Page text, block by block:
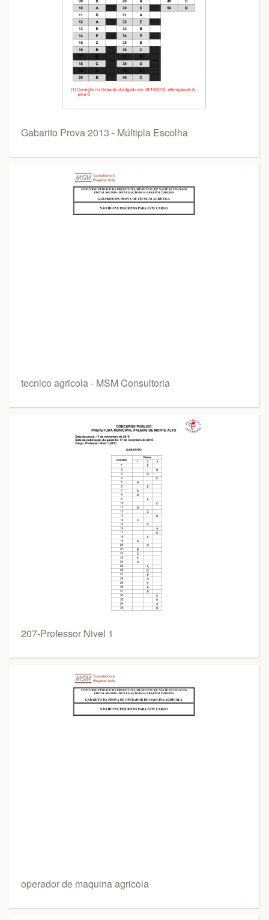
Gabarito Prova 2013 - Múltipla Escolha
tecnico agricola - MSM Consultoria
207-Professor Nivel 1
operador de maquina agricola